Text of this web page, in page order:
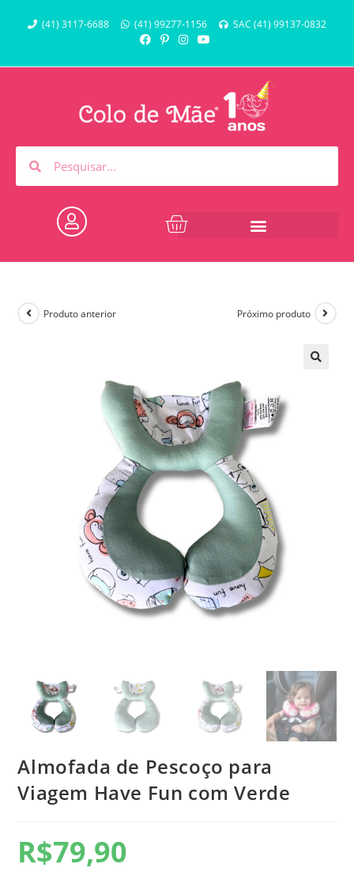
(41) 3117-6688 (41) 99277-1156 SAC (41) 99137-0832
Produto anterior Próximo produto
Almofada de Pescoço para
Viagem Have Fun com Verde
R$79,90